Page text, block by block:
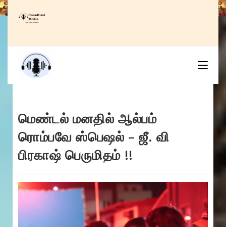
Skip
to
மெண்டல் மனதில் ஆல்பம்
ரொம்பவே ஸ்பெஷல் – ஜீ. வி
பிரகாஷ் பெருமிதம் !!